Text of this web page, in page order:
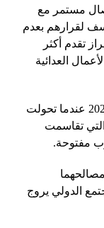
مستمر مع
لقرارهم بعدم
تقدم أكثر
العدائية
بدأت الحرب في السودان في أبريل/نيسان 2023 عندما تحولت
تقاسمت
مفتوحة.
الدولي يروج